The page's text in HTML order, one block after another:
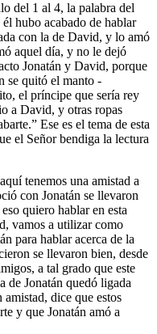
del 1 al 4, la palabra del
hubo acabado de hablar
con la de David, y lo amó
aquel día, y no le dejó
Jonatán y David, porque
se quitó el manto -
el príncipe que sería rey
a David, y otras ropas
Ese es el tema de esta
el Señor bendiga la lectura
tenemos una amistad a
con Jonatán se llevaron
quiero hablar en esta
vamos a utilizar como
para hablar acerca de la
se llevaron bien, desde
a tal grado que este
de Jonatán quedó ligada
dice que estos
y que Jonatán amó a